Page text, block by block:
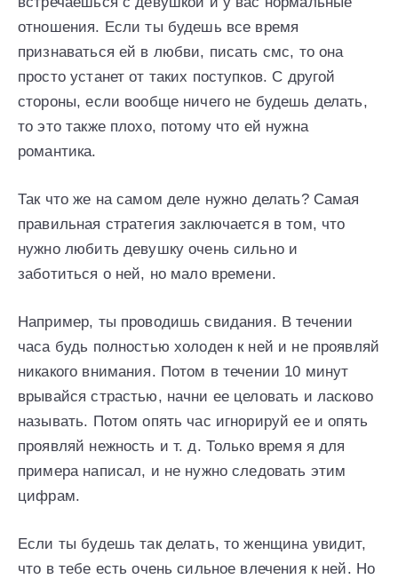
отношения. Если ты будешь все время
признаваться ей в любви, писать смс, то она
просто устанет от таких поступков. С другой
стороны, если вообще ничего не будешь делать,
то это также плохо, потому что ей нужна
романтика.
Так что же на самом деле нужно делать? Самая
правильная стратегия заключается в том, что
нужно любить девушку очень сильно и
заботиться о ней, но мало времени.
Например, ты проводишь свидания. В течении
часа будь полностью холоден к ней и не проявляй
никакого внимания. Потом в течении 10 минут
врывайся страстью, начни ее целовать и ласково
называть. Потом опять час игнорируй ее и опять
проявляй нежность и т. д. Только время я для
примера написал, и не нужно следовать этим
цифрам.
Если ты будешь так делать, то женщина увидит,
что в тебе есть очень сильное влечения к ней. Но